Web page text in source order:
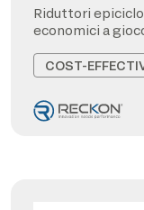
Riduttori
economici a
COST-